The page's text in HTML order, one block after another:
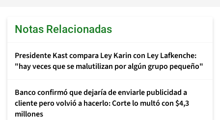
Notas Relacionadas
Presidente Kast compara Ley Karin con Ley Lafkenche:
"hay veces que se malutilizan por algún grupo pequeño"
Banco confirmó que dejaría de enviarle publicidad a
cliente pero volvió a hacerlo: Corte lo multó con $4,3
millones